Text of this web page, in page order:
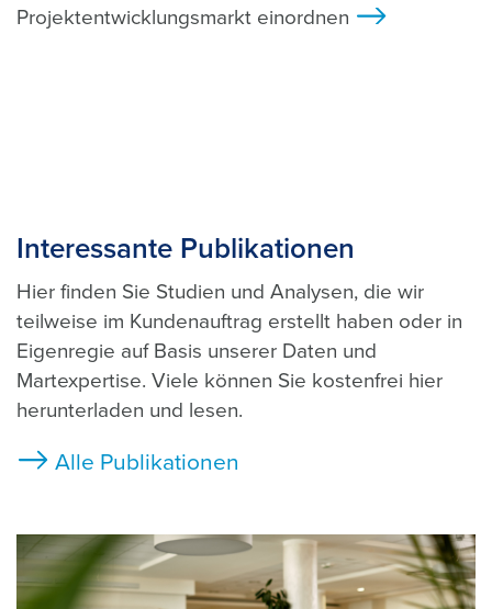
Projektentwicklungsmarkt einordnen
Interessante Publikationen
Hier finden Sie Studien und Analysen, die wir
teilweise im Kundenauftrag erstellt haben oder in
Eigenregie auf Basis unserer Daten und
Martexpertise. Viele können Sie kostenfrei hier
herunterladen und lesen.
Alle Publikationen